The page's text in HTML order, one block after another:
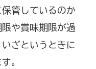
管しているのか
や賞味期限が過
ざというときに
。